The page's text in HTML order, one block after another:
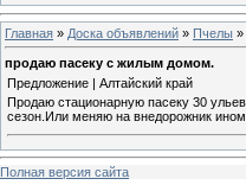
Главная » Доска объявлений » Пчелы »
продаю пасеку с жилым домом.
Предложение | Алтайский край
Продаю стационарную пасеку 30
сезон.Или меняю на внедорожник
Полная версия сайта